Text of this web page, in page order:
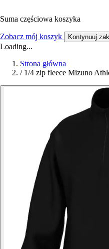
Suma częściowa koszyka
Zobacz mój koszyk Kontynuuj
Loading...
Strona główna
/ 1/4 zip fleece Mizuno